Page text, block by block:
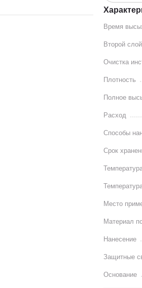
Время
Второй слой
Очистка
Плотность
Полное
Расход
Способы
Срок
Место
Материал
Нанесение
Защитные
Основание